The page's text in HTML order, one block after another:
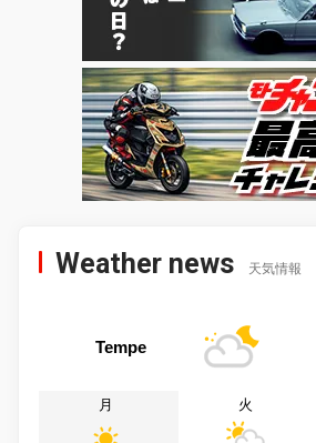
Weather news 天気情報
Tempe
月 火